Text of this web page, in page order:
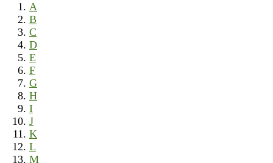
A
B
C
D
E
F
G
H
I
J
K
L
M